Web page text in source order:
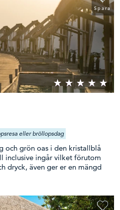
Spara
eller bröllopsdag
och grön oas i den kristallblå
inclusive ingår vilket förutom
dryck, även ger er en mängd